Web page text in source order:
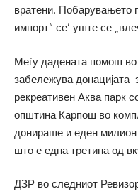
вратени. Побарувањето
импорт“ се’ уште се
Меѓу дадената помош
забележува донацијата
рекреативен Аква парк
општина Карпош во
донираше и еден милион
што е една третина од
ДЗР во следниот